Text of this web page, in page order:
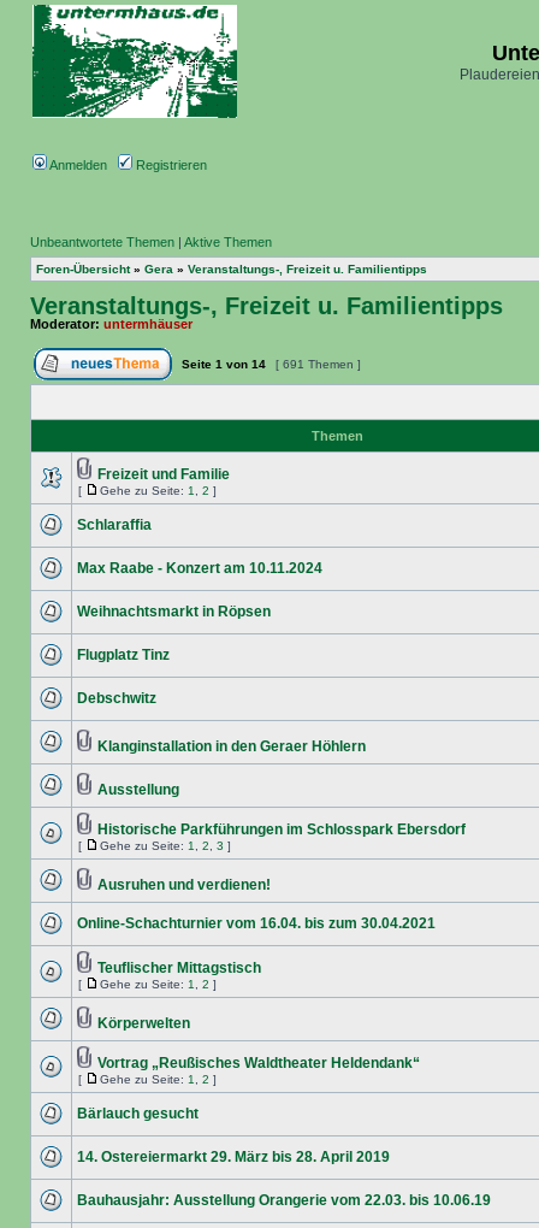
Anmelden Registrieren
Unbeantwortete Themen | Aktive Themen
Foren-Übersicht» Gera » Veranstaltungs-, Freizeit u. Familientipps
Veranstaltungs-, Freizeit u. Familientipps
Moderator: untermhäuser
Seite 1 von 14 [ 691 Themen ]
Themen
Freizeit und Familie
[ Gehe zu Seite: 1 2 ]
Schlaraffia
Max Raabe - Konzert am 10.11.2024
Weihnachtsmarkt in Röpsen
Flugplatz Tinz
Debschwitz
Klanginstallation in den Geraer Höhlern
Ausstellung
Historische Parkführungen im Schlosspark Ebersdorf
[ Gehe zu Seite: 1 2 3 ]
Ausruhen und verdienen!
Online-Schachturnier vom 16.04. bis zum 30.04.2021
Teuflischer Mittagstisch
[ Gehe zu Seite: 1 2 ]
Körperwelten
Vortrag „Reußisches Waldtheater Heldendank“
[ Gehe zu Seite: 1 2 ]
Bärlauch gesucht
14. Ostereiermarkt 29. März bis 28. April 2019
Bauhausjahr: Ausstellung Orangerie vom 22.03. bis 10.06.19